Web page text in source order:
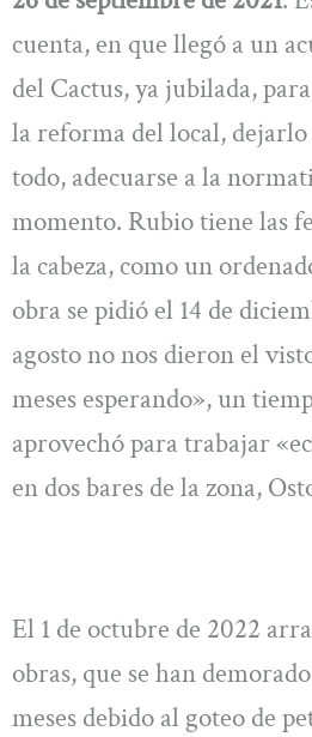
cuenta, en que llegó a un
del Cactus, ya jubilada,
la reforma del local, dejarlo
todo, adecuarse a la
momento. Rubio tiene las
la cabeza, como un
obra se pidió el 14 de
agosto no nos dieron el
meses esperando», un
aprovechó para trabajar
en dos bares de la zona,
El 1 de octubre de 2022
obras, que se han
meses debido al goteo de